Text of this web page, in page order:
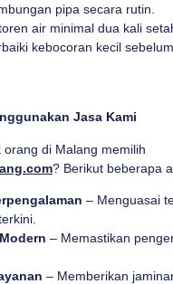
pipa secara rutin.
air minimal dua kali
kebocoran kecil
Jasa Kami
orang di Malang memilih
? Berikut beberapa
– Menguasai
– Memastikan
– Memberikan